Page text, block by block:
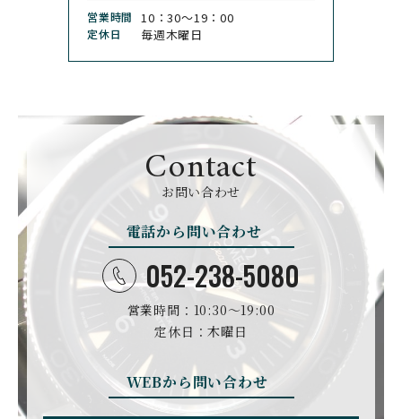
CHRONOSWISS
クロノスイス
CUERVOY SOBRINOS CVSTOS
CYRUS CZAPEK
チャペック
D. DORNBLÜTH&SOH
N
D.ドルンブルート＆ゾー
DAMASKO
DANIEL ROTH
ダニエル・ロート
DAVOSA
ダボサ
DUBEY&SCHALDENBR
ダービー&シャルデンブラ
E.C.W
ヨーロピアン・カンパニ
ー・ウォッチ
EBERHARD
エベラール
EDOX
エドックス
営業時間 10：30〜19：00
定休日 毎週木曜日
Contact
お問い合わせ
電話から問い合わせ
052-238-5080
営業時間：10:30〜19:00
定休日：木曜日
WEBから問い合わせ